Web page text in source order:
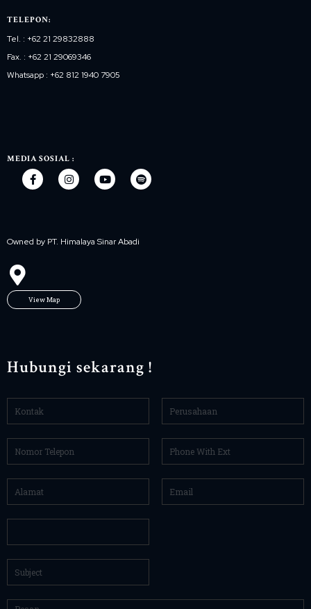
TELEPON:
Tel. : +62 21 29832888
Fax. : +62 21 29069346
Whatsapp : +62 812 1940 7905
MEDIA SOSIAL :
Owned by PT. Himalaya Sinar Abadi
View Map
Hubungi sekarang !